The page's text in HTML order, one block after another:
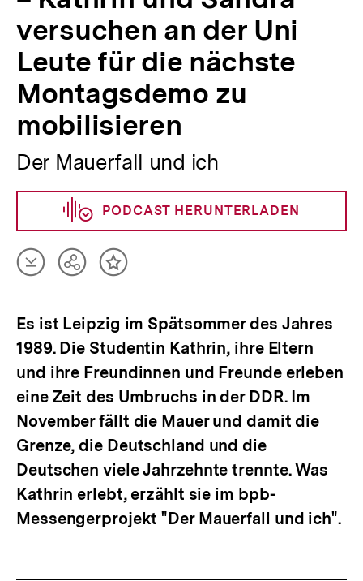
mobilisieren
bpb.de
versuchen an der Uni
Leute für die nächste
Montagsdemo zu
mobilisieren
Der Mauerfall und ich
PODCAST HERUNTERLADEN
Artikel
herunterladen
TeilenInhalt
Es ist Leipzig im Spätsommer des Jahres
1989. Die Studentin Kathrin, ihre Eltern
und ihre Freundinnen und Freunde erleben
eine Zeit des Umbruchs in der DDR. Im
November fällt die Mauer und damit die
Grenze, die Deutschland und die
Deutschen viele Jahrzehnte trennte. Was
Kathrin erlebt, erzählt sie im bpb-
Messengerprojekt "Der Mauerfall und ich".